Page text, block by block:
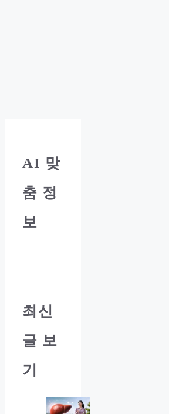
AI 맞
춤 정
보
최신
글 보
기